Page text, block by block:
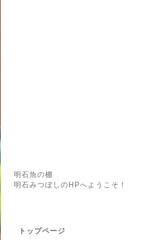
明石魚の棚
明石みつぼしのHPへようこそ！
トップページ